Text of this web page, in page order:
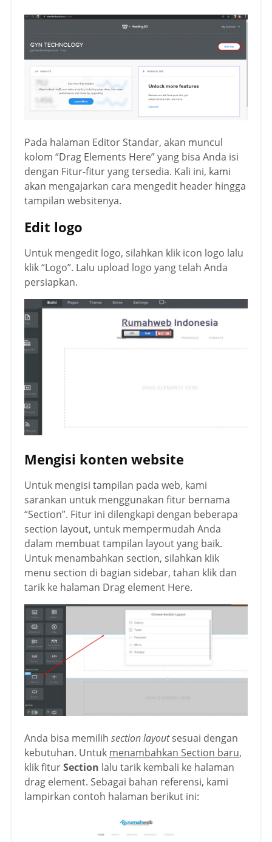
Pada halaman Editor Standar, akan muncul
kolom “Drag Elements Here” yang bisa Anda isi
dengan Fitur-fitur yang tersedia. Kali ini, kami
akan mengajarkan cara mengedit header hingga
tampilan websitenya.
Edit logo
Untuk mengedit logo, silahkan klik icon logo lalu
klik “Logo”. Lalu upload logo yang telah Anda
persiapkan.
Mengisi konten website
Untuk mengisi tampilan pada web, kami
sarankan untuk menggunakan fitur bernama
“Section”. Fitur ini dilengkapi dengan beberapa
section layout, untuk mempermudah Anda
dalam membuat tampilan layout yang baik.
Untuk menambahkan section, silahkan klik
menu section di bagian sidebar, tahan klik dan
tarik ke halaman Drag element Here.
Anda bisa memilih section layoutsesuai dengan
kebutuhan. Untuk menambahkan Section baru,
klik fiturSection lalu tarik kembali ke halaman
drag element. Sebagai bahan referensi, kami
lampirkan contoh halaman berikut ini: